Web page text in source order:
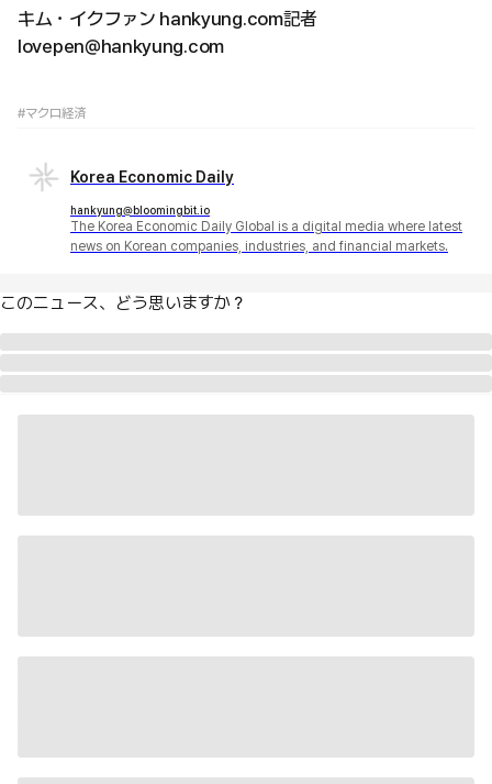
キム・イクファン hankyung.com記者
lovepen@hankyung.com
#マクロ経済
Korea Economic Daily
hankyung@bloomingbit.io
The Korea Economic Daily Global is a digital media where latest
news on Korean companies, industries, and financial markets.
このニュース、どう思いますか？